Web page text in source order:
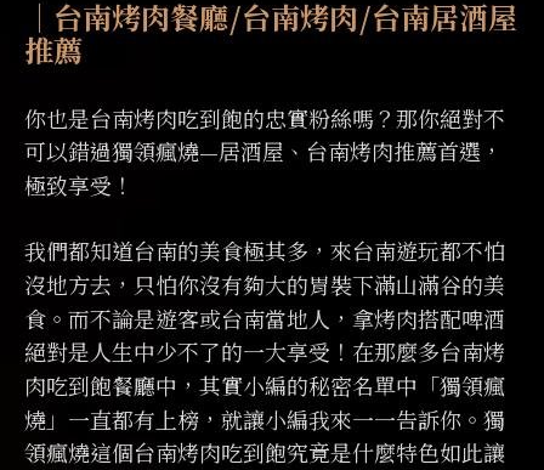
｜台南烤肉餐廳/台南烤肉/台南居酒屋
推薦
你也是台南烤肉吃到飽的忠實粉絲嗎？那你絕對不
可以錯過獨領瘋燒—居酒屋、台南烤肉推薦首選，
極致享受！
我們都知道台南的美食極其多，來台南遊玩都不怕
沒地方去，只怕你沒有夠大的胃裝下滿山滿谷的美
食。而不論是遊客或台南當地人，拿烤肉搭配啤酒
絕對是人生中少不了的一大享受！在那麼多台南烤
肉吃到飽餐廳中，其實小編的秘密名單中「獨領瘋
燒」一直都有上榜，就讓小編我來一一告訴你。獨
領瘋燒這個台南烤肉吃到飽究竟是什麼特色如此讓